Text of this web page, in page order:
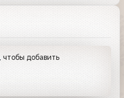
, чтобы добавить